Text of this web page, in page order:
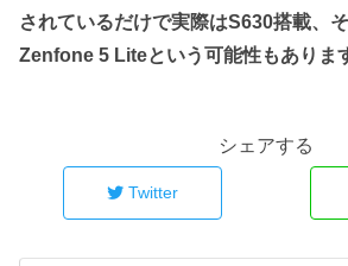
されているだけで実際はS630搭載、
Zenfone 5 Liteという可能性もありま
シェアする
Twitter